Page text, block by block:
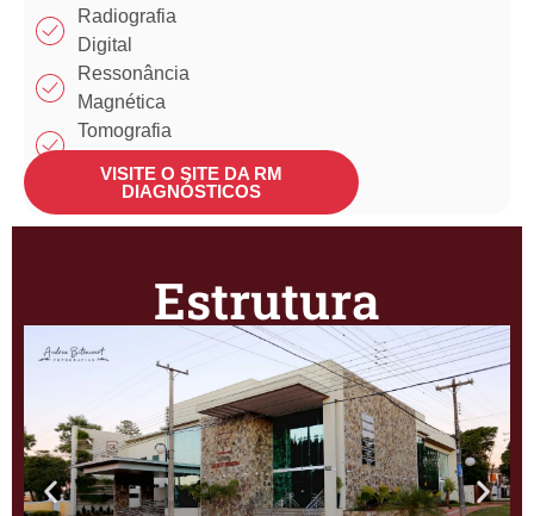
Radiografia
Digital
Ressonância
Magnética
Tomografia
Ultrassonografia
VISITE O SITE DA RM
DIAGNÓSTICOS
Estrutura